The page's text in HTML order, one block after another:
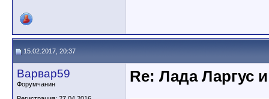
15.02.2017, 20:37
Варвар59
Форумчанин
Re: Лада Ларгус